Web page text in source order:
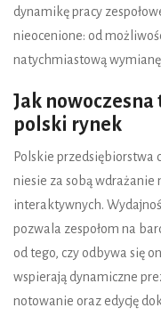
dynamikę pracy
nieocenione: od
natychmiastową
Jak
polski rynek
Polskie przedsiębiorstwa
niesie za sobą wdrażanie
interaktywnych.
pozwala zespołom na
od tego, czy odbywa się
wspierają dynamiczne
notowanie oraz edycję